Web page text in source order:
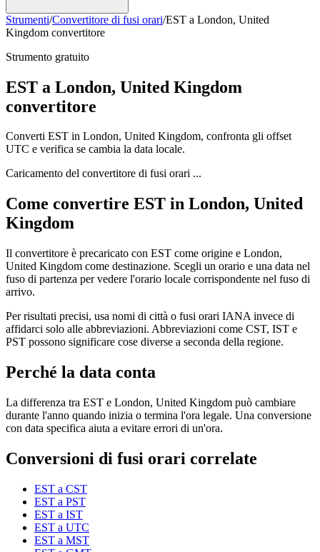
Strumenti/Convertitore di fusi orari/EST a London, United
Kingdom convertitore
Strumento gratuito
EST a London, United Kingdom
convertitore
Converti EST in London, United Kingdom, confronta gli offset
UTC e verifica se cambia la data locale.
Caricamento del convertitore di fusi orari ...
Come convertire EST in London, United
Kingdom
Il convertitore è precaricato con EST come origine e London,
United Kingdom come destinazione. Scegli un orario e una data nel
fuso di partenza per vedere l'orario locale corrispondente nel fuso di
arrivo.
Per risultati precisi, usa nomi di città o fusi orari IANA invece di
affidarci solo alle abbreviazioni. Abbreviazioni come CST, IST e
PST possono significare cose diverse a seconda della regione.
Perché la data conta
La differenza tra EST e London, United Kingdom può cambiare
durante l'anno quando inizia o termina l'ora legale. Una conversione
con data specifica aiuta a evitare errori di un'ora.
Conversioni di fusi orari correlate
EST a CST
EST a PST
EST a IST
EST a UTC
EST a MST